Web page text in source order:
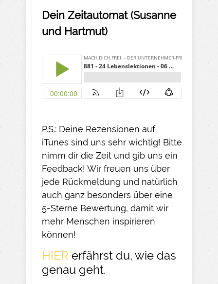
Dein Zeitautomat (Susanne
und Hartmut)
P.S.: Deine Rezensionen auf
iTunes sind uns sehr wichtig! Bitte
nimm dir die Zeit und gib uns ein
Feedback! Wir freuen uns über
jede Rückmeldung und natürlich
auch ganz besonders über eine
5-Sterne Bewertung, damit wir
mehr Menschen inspirieren
können!
HIER erfährst du, wie das
genau geht.